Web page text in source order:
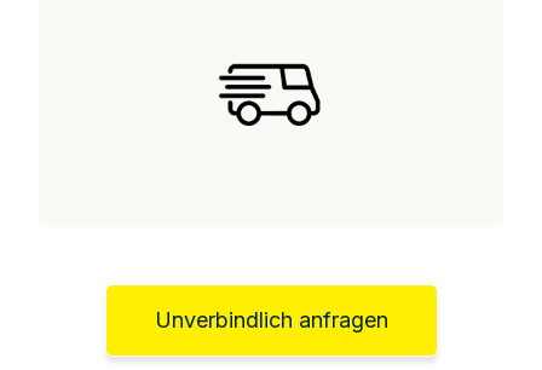
Unverbindlich anfragen